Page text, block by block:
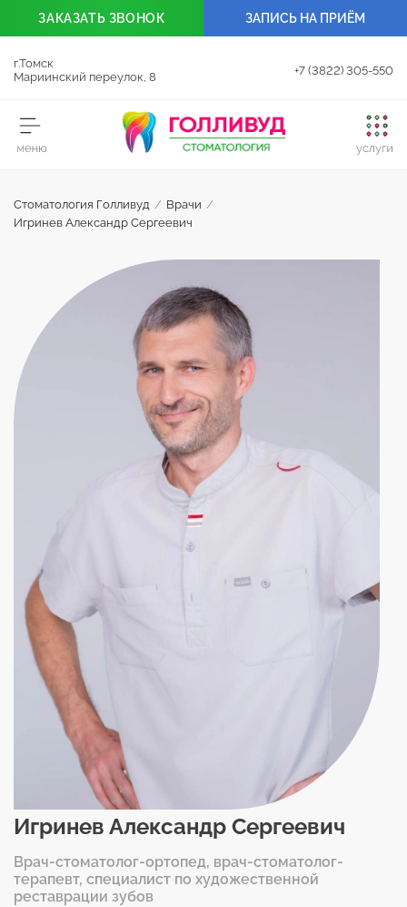
г.Томск
Мариинский переулок, 8
+7 (3822) 305-550
ЗАКАЗАТЬ ЗВОНОК ЗАПИСЬ НА ПРИЁМ
Стоматология Голливуд / Врачи /
Игринев Александр Сергеевич
Игринев Александр Сергеевич
Врач-стоматолог-ортопед, врач-стоматолог-
терапевт, специалист по художественной
реставрации зубов